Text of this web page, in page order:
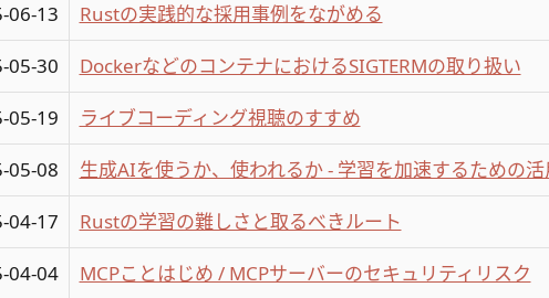
06-13 Rustの実践的な採用事例をながめる
05-30 DockerなどのコンテナにおけるSIGTERMの取り扱い
05-19 ライブコーディング視聴のすすめ
05-08 生成AIを使うか、使われるか - 学習を加速するための活
04-17 Rustの学習の難しさと取るべきルート
04-04 MCPことはじめ / MCPサーバーのセキュリティリスク